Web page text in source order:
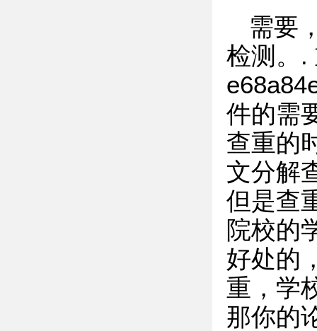
需要
检测。.
件的需
查重的
文分解
但是查
院校的
好处的
重，学
那你的